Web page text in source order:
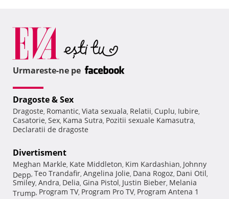
Urmareste-ne pe
Dragoste & Sex
Dragoste, Romantic, Viata sexuala, Relatii, Cuplu, Iubire,
Casatorie, Sex, Kama Sutra, Pozitii sexuale Kamasutra,
Declaratii de dragoste
Divertisment
Meghan Markle, Kate Middleton, Kim Kardashian, Johnny
Depp, Teo Trandafir, Angelina Jolie, Dana Rogoz, Dani Otil,
Smiley, Andra, Delia, Gina Pistol, Justin Bieber, Melania
Trump, Program TV, Program Pro TV, Program Antena 1